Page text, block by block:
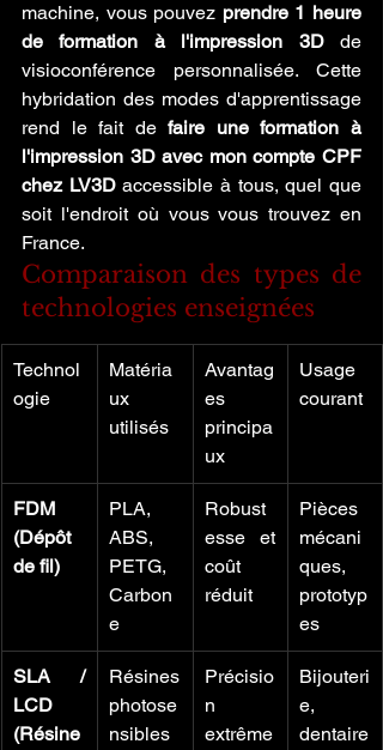
machine, vous pouvez prendre 1 heure
de formation à l'impression 3D de
visioconférence personnalisée. Cette
hybridation des modes d'apprentissage
rend le fait de faire une formation à
l'impression 3D avec mon compte CPF
chez LV3D accessible à tous, quel que
soit l'endroit où vous vous trouvez en
France.
Comparaison des types de
technologies enseignées
Technol
ogie
Matéria
ux
utilisés
Avantag
es
principa
ux
Usage
courant
FDM
(Dépôt
de fil)
PLA,
ABS,
PETG,
Carbon
e
Robust
esse et
coût
réduit
Pièces
mécani
ques,
prototyp
es
SLA /
LCD
(Résine
Résines
photose
nsibles
Précisio
n
extrême
Bijouteri
e,
dentaire